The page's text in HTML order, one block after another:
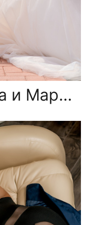
Свадьба Романа и Марины